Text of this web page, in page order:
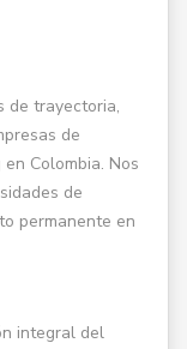
de trayectoria,
de
Colombia. Nos
de
permanente en
integral del